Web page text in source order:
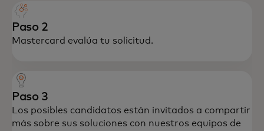
Paso 2
Mastercard evalúa tu solicitud.
Paso 3
Los posibles candidatos están invitados a compartir
más sobre sus soluciones con nuestros equipos de